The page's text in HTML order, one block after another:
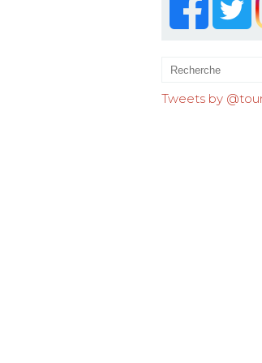
Tweets by